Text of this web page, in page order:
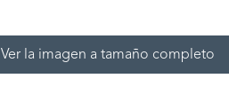
Ver la imagen a tamaño completo